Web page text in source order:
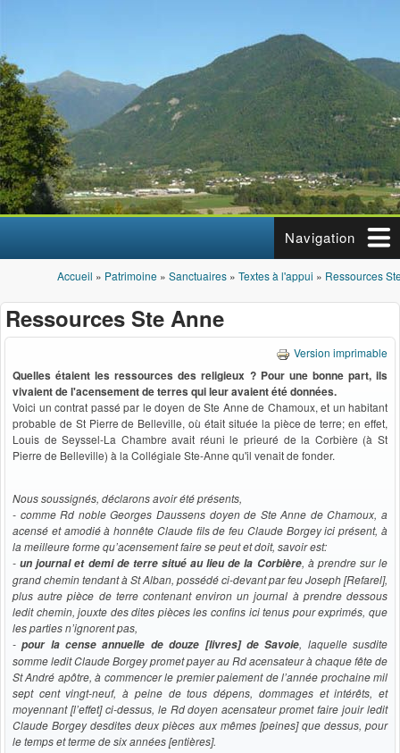
Navigation
Vous êtes ici
Accueil » Patrimoine » Sanctuaires » Textes à l'appui » Ressources
Ressources Ste Anne
Version imprimable
Quelles étaient les ressources des religieux ? Pour une bonne part, ils
vivaient de l'acensement de terres qui leur avaient été données.
Voici un contrat passé par le doyen de Ste Anne de Chamoux, et un habitant
probable de St Pierre de Belleville, où était située la pièce de terre; en effet,
Louis de Seyssel-La Chambre avait réuni le prieuré de la Corbière (à St
Pierre de Belleville) à la Collégiale Ste-Anne qu'il venait de fonder.
Nous soussignés, déclarons avoir été présents,
- comme Rd noble Georges Daussens doyen de Ste Anne de Chamoux, a
acensé et amodié à honnête Claude fils de feu Claude Borgey ici présent, à
la meilleure forme qu’acensement faire se peut et doit, savoir est:
-un journal et demi de terre situé au lieu de la Corbière, à prendre sur le
grand chemin tendant à St Alban, possédé ci-devant par feu Joseph [Refarel],
plus autre pièce de terre contenant environ un journal à prendre dessous
ledit chemin, jouxte des dites pièces les confins ici tenus pour exprimés, que
les parties n’ignorent pas,
-pour la cense annuelle de douze [livres] de Savoie, laquelle susdite
somme ledit Claude Borgey promet payer au Rd acensateur à chaque fête de
St André apôtre, à commencer le premier paiement de l’année prochaine mil
sept cent vingt-neuf, à peine de tous dépens, dommages et intérêts, et
moyennant [l’effet] ci-dessus, le Rd doyen acensateur promet faire jouir ledit
Claude Borgey desdites deux pièces aux mêmes [peines] que dessus, pour
le temps et terme de six années [entières].